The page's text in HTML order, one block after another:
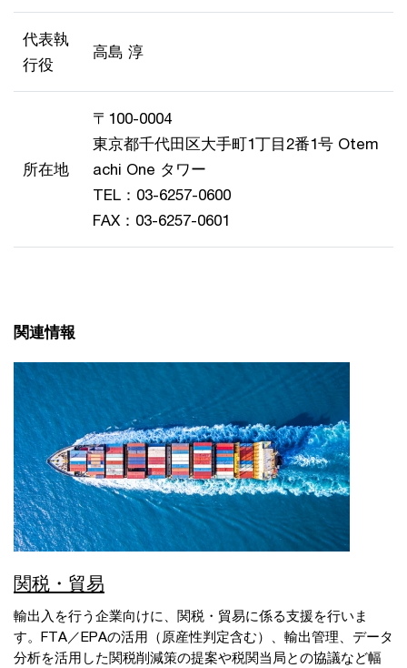
代表執
行役
高島 淳
所在地
〒100-0004
東京都千代田区大手町1丁目2番1号 Otem
achi One タワー
TEL：03-6257-0600
FAX：03-6257-0601
関連情報
関税・貿易
輸出入を行う企業向けに、関税・貿易に係る支援を行いま
す。FTA／EPAの活用（原産性判定含む）、輸出管理、データ
分析を活用した関税削減策の提案や税関当局との協議など幅